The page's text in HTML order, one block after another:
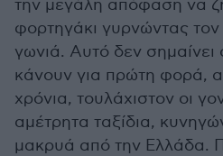
την μεγάλη απόφαση να
φορτηγάκι γυρνώντας
γωνιά. Αυτό δεν σημαίνει
κάνουν για πρώτη φορά,
χρόνια, τουλάχιστον οι
αμέτρητα ταξίδια,
μακρυά από την Ελλάδα.